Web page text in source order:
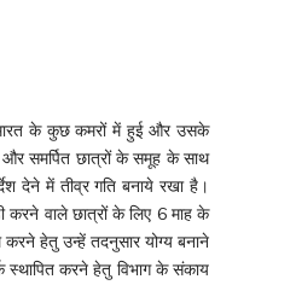
इमारत के कुछ कमरों में हुई और उसके
और समर्पित छात्रों के समूह के साथ
देने में तीव्र गति बनाये रखा है।
करने वाले छात्रों के लिए 6 माह के
करने हेतु उन्हें तदनुसार योग्य बनाने
स्थापित करने हेतु विभाग के संकाय